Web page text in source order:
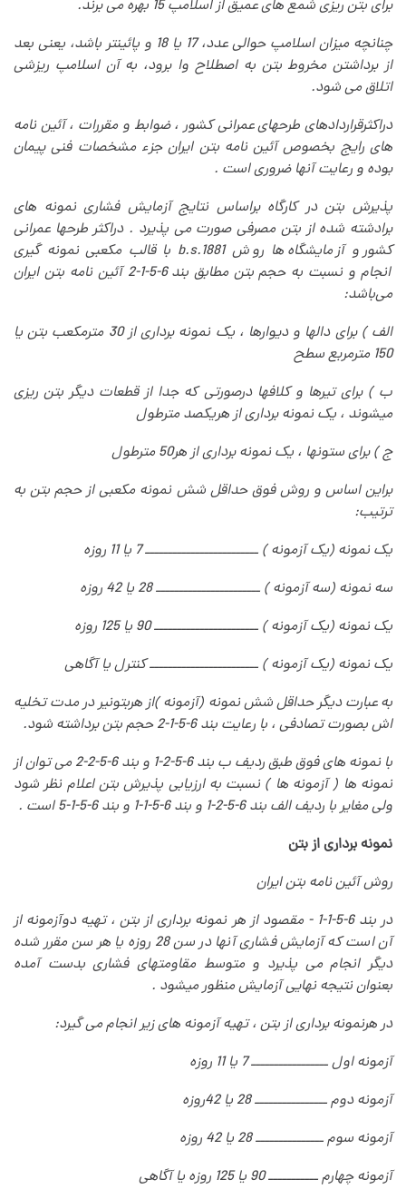
برای بتن ریزی شمع های عمیق از اسلامپ 15 بهره می برند
.
چنانچه میزان اسلامپ حوالی عدد، 17 یا 18 و پائینتر باشد، یعنی بعد
از برداشتن مخروط بتن به اصطلاح وا برود، به آن اسلامپ ریزشی
اتلاق می شود.
دراکثرقراردادهای طرحهای عمرانی کشور ، ضوابط و مقررات ، آئین نامه
های رایج بخصوص آئین نامه بتن ایران جزء مشخصات فنی پیمان
بوده و رعایت آنها ضروری است .
پذیرش بتن در کارگاه براساس نتایج آزمایش فشاری نمونه های
برادشته شده از بتن مصرفی صورت می پذیرد . دراکثر طرحها عمرانی
کشور و آزمایشگاه ها روش b.s.1881
با قالب مکعبی نمونه گیری
انجام و نسبت به حجم بتن مطابق بند 6-5-1-2 آئین نامه بتن ایران
می‌باشد:
الف ) برای دالها و دیوارها ، یک نمونه برداری از 30 مترمکعب بتن یا
150 مترمربع سطح
ب ) برای تیرها و کلافها درصورتی که جدا از قطعات دیگر بتن ریزی
میشوند ، یک نمونه برداری از هریکصد مترطول
ج ) برای ستونها ، یک نمونه برداری از هر50 مترطول
براین اساس و روش فوق حداقل شش نمونه مکعبی از حجم بتن به
ترتیب:
یک نمونه (یک آزمونه ) ـــــــــــــــــــــــــ 7 یا 11 روزه
سه نمونه (سه آزمونه )‌ ـــــــــــــــــــــــ 28 یا 42 روزه
یک نمونه (یک آزمونه )‌ ـــــــــــــــــــــــ 90 یا 125 روزه
یک نمونه (یک آزمونه ) ــــــــــــــــــــــــ کنترل یا آگاهی
به عبارت دیگر حداقل شش نمونه (آزمونه )‌از هربتونیر در مدت تخلیه
اش بصورت تصادفی ، با رعایت بند 6-5-1-2 حجم بتن برداشته شود
.
با نمونه های فوق طبق ردیف ب بند 6-5-2-1 و بند 6-5-2-2 می توان از
نمونه ها ( آزمونه ها ) نسبت به ارزیابی پذیرش بتن اعلام نظر شود
ولی مغایر با ردیف الف بند 6-5-2-1 و بند 6-5-1-1 و بند 6-5-1-5 است
.
نمونه برداری از بتن
روش آئین نامه بتن ایران
در بند 6-5-1-1 - مقصود از هر نمونه برداری از بتن ، تهیه دوآزمونه از
آن است که آزمایش فشاری آنها در سن 28 روزه یا هر سن مقرر شده
دیگر انجام می پذیرد و متوسط مقاومتهای فشاری بدست آمده
بعنوان نتیجه نهایی آزمایش منظور میشود .
در هرنمونه برداری از بتن ، تهیه آزمونه های زیر انجام می گیرد:
آزمونه اول ـــــــــــــــــ 7 یا 11 روزه
آزمونه دوم ــــــــــــــــ 28 یا 42روزه
آزمونه سوم ـــــــــــــــ 28 یا 42 روزه
آزمونه چهارم ـــــــــــ 90 یا 125 روزه یا آگاهی